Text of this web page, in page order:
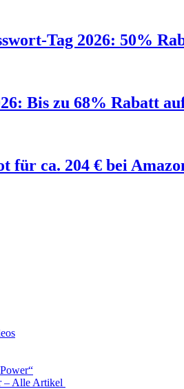
Tag 2026: 50%
Bis zu 68% Rabatt
für ca. 204 € bei
– Alle Artikel